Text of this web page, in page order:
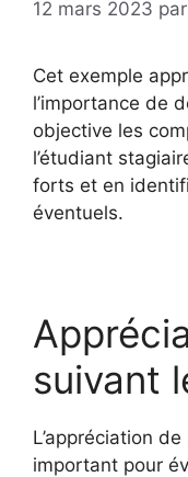
12 mars 2023 par
Cet exemple
l’importance de
objective les
l’étudiant
forts et en
éventuels.
suivant
L’appréciation
important pour